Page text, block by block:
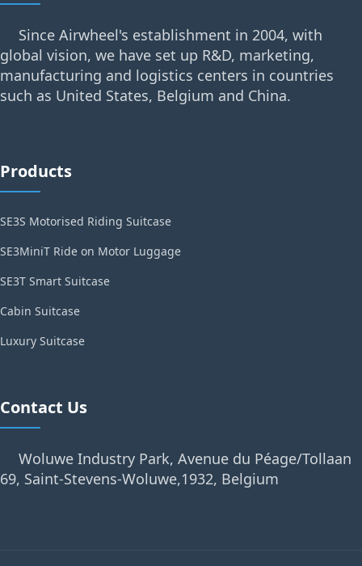
Since Airwheel's establishment in 2004, with
global vision, we have set up R&D, marketing,
manufacturing and logistics centers in countries
such as United States, Belgium and China.
Products
SE3S Motorised Riding Suitcase
SE3MiniT Ride on Motor Luggage
SE3T Smart Suitcase
Cabin Suitcase
Luxury Suitcase
Contact Us
Woluwe Industry Park, Avenue du Péage/Tollaan
69, Saint-Stevens-Woluwe,1932, Belgium